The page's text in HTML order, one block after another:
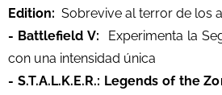
Edition: Sobrevive al terror de los
- Battlefield V: Experimenta la
con una intensidad única
- S.T.A.L.K.E.R.: Legends of the